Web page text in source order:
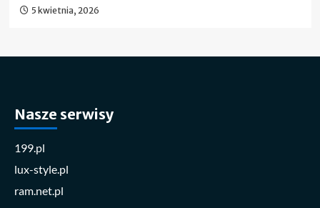
5 kwietnia, 2026
Nasze serwisy
199.pl
lux-style.pl
ram.net.pl